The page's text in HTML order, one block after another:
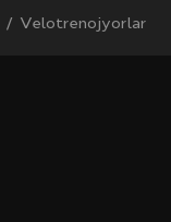
Velotrenojyorlar